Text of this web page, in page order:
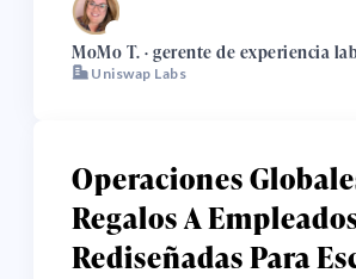
quiere.
🌏
MoMo T. · gerente de experiencia
Uniswap Labs
Operaciones
Regalos A
Rediseñadas Para